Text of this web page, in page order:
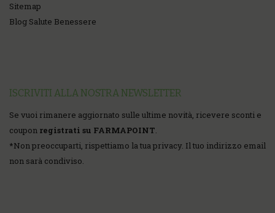
Sitemap
Blog Salute Benessere
ISCRIVITI ALLA NOSTRA NEWSLETTER
Se vuoi rimanere aggiornato sulle ultime novità, ricevere sconti e
coupon registrati su FARMAPOINT.
*Non preoccuparti, rispettiamo la tua privacy. Il tuo indirizzo email
non sarà condiviso.